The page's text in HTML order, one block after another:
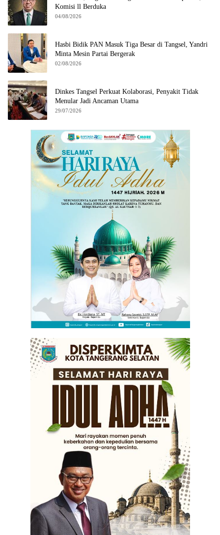
Komisi ll Berduka
04/08/2026
Hasbi Bidik PAN Masuk Tiga Besar di Tangsel, Yandri
Minta Mesin Partai Bergerak
02/08/2026
Dinkes Tangsel Perkuat Kolaborasi, Penyakit Tidak
Menular Jadi Ancaman Utama
29/07/2026